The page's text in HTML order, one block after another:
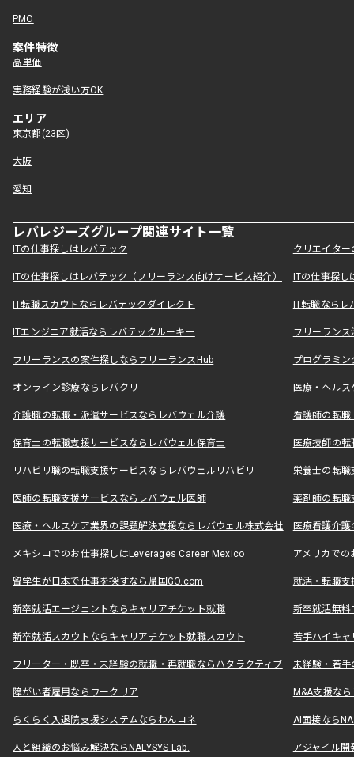
PMO
案件特徴
高単価
実務経験が浅い方OK
エリア
東京都(23区)
大阪
愛知
レバレジーズグループ関連サイト一覧
ITの仕事探しはレバテック クリエイタ
ITの仕事探しはレバテック（フリーランス向けサービス紹介） ITの仕事探
IT転職スカウトならレバテックダイレクト IT転職なら
ITエンジニア就活ならレバテックルーキー フリーラン
フリーランスの案件探しならフリーランスHub プログラミ
オンライン診療ならレバクリ 医療・ヘル
介護職の転職・派遣サービスならレバウェル介護 看護師の転
保育士の転職支援サービスならレバウェル保育士 医療技師の
リハビリ職の転職支援サービスならレバウェルリハビリ 栄養士の転
医師の転職支援サービスならレバウェル医師 薬剤師の転
医療・ヘルスケア業界の課題解決支援ならレバウェル株式会社 医療看護介
メキシコでのお仕事探しはLeverages Career Mexico アメリカで
留学生が日本で仕事を探すなら帰国GO.com 就活・転職
新卒就活エージェントならキャリアチケット就職 新卒就活無料
新卒就活スカウトならキャリアチケット就職スカウト 若手ハイキ
フリーター・既卒・未経験の就職・再就職ならハタラクティブ 未経験・若手
障がい者雇用ならワークリア M&A支援な
らくらく入退院支援システムならわんコネ AI面接なら
人と組織のお悩み解決ならNALYSYS Lab. アジャイル